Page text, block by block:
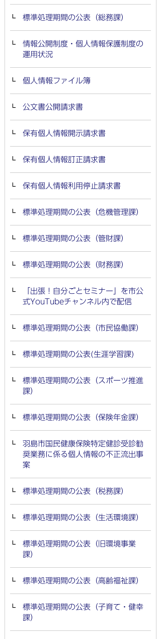
標準処理期間の公表（総務課）
情報公開制度・個人情報保護制度の
運用状況
個人情報ファイル簿
公文書公開請求書
保有個人情報開示請求書
保有個人情報訂正請求書
保有個人情報利用停止請求書
標準処理期間の公表（危機管理課）
標準処理期間の公表（管財課）
標準処理期間の公表（財務課）
「出張！自分ごとセミナー」を市公
式YouTubeチャンネル内で配信
標準処理期間の公表（市民協働課）
標準処理期間の公表(生涯学習課)
標準処理期間の公表（スポーツ推進
課）
標準処理期間の公表（保険年金課）
羽島市国民健康保険特定健診受診勧
奨業務に係る個人情報の不正流出事
案
標準処理期間の公表（税務課）
標準処理期間の公表（生活環境課）
標準処理期間の公表（旧環境事業
課）
標準処理期間の公表（高齢福祉課）
標準処理期間の公表（子育て・健幸
課）